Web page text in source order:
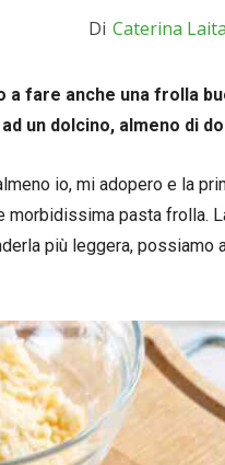
Di Caterina Laita
fare anche una frolla
un dolcino, almeno di
io, mi adopero e la
pasta frolla.
più leggera, possiamo